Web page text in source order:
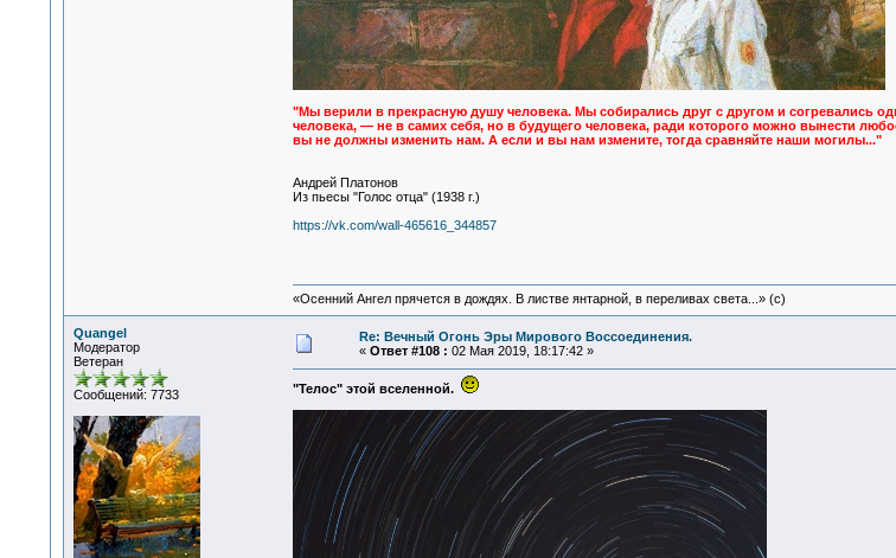
"Мы верили в прекрасную душу человека. Мы собирались друг с другом и согревались
человека, — не в самих себя, но в будущего человека, ради которого можно вынести
вы не должны изменить нам. А если и вы нам измените, тогда сравняйте наши могилы..."
Андрей Платонов
Из пьесы "Голос отца" (1938 г.)
https://vk.com/wall-465616_344857
«Осенний Ангел прячется в дождях. В листве янтарной, в переливах света...» (c)
Quangel
Модератор
Ветеран
Сообщений: 7733
Re: Вечный Огонь Эры Мирового Воссоединения.
« Ответ #108 : 02 Мая 2019, 18:17:42 »
"Телос" этой вселенной.